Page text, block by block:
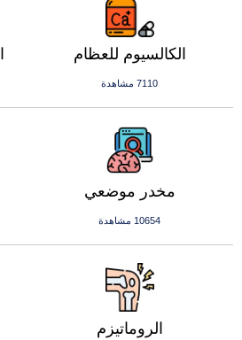
الكالسيوم للعظام
7110 مشاهدة
مخدر موضعي
10654 مشاهدة
الروماتيزم